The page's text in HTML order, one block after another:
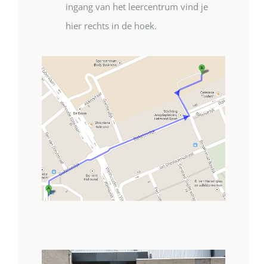
ingang van het leercentrum vind je
hier rechts in de hoek.